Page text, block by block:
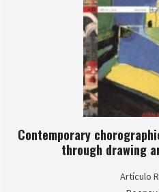
Contemporary
through drawing
Artículo